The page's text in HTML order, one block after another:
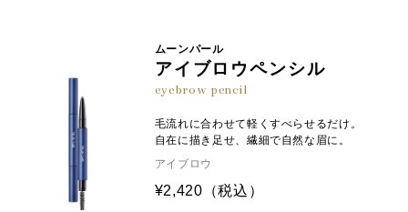
ムーンパール
アイブロウペンシル
eyebrow pencil
毛流れに合わせて軽くすべらせるだけ。
自在に描き足せ、繊細で自然な眉に。
アイブロウ
¥2,420 （税込）